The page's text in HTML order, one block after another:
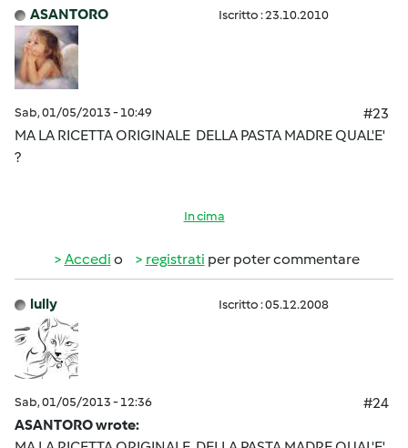
ASANTORO Iscritto : 23.10.2010
Sab, 01/05/2013 - 10:49
#23
MA LA RICETTA ORIGINALE DELLA PASTA MADRE QUAL'E'
?
In cima
Accedi o registrati per poter commentare
lully Iscritto : 05.12.2008
Sab, 01/05/2013 - 12:36
#24
ASANTORO wrote: